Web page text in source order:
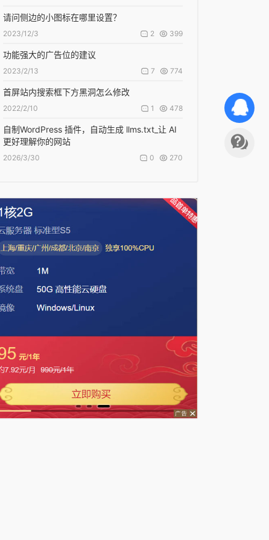
请问侧边的小图标在哪里设置？
2023/12/3 2 399
功能强大的广告位的建议
2023/2/13 7 774
首屏站内搜索框下方黑洞怎么修改
2022/2/10 1 478
自制WordPress 插件，自动生成 llms.txt_让 AI
更好理解你的网站
2026/3/30 0 270